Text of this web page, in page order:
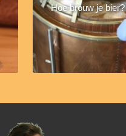
Hoe brouw je bier?